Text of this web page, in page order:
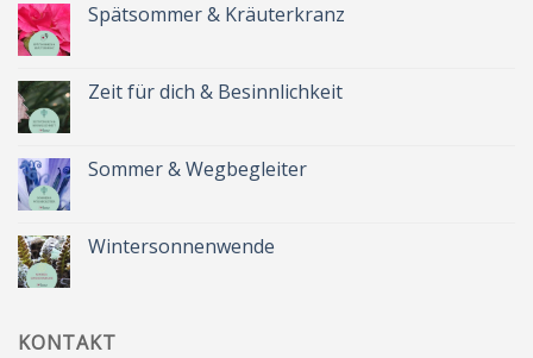
Spätsommer & Kräuterkranz
Spätsommer
&
Zeit für dich & Besinnlichkeit
Zeit
für
Sommer & Wegbegleiter
Sommer
&
Wintersonnenwende
KONTAKT